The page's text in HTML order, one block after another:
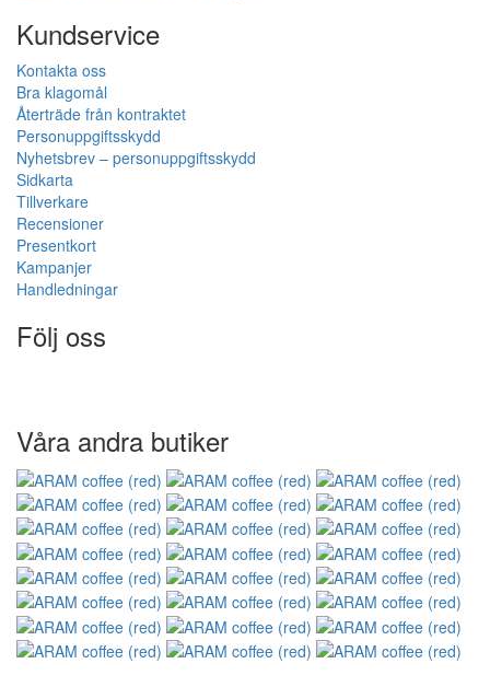
Kundservice
Kontakta oss
Bra klagomål
Återträde från kontraktet
Personuppgiftsskydd
Nyhetsbrev – personuppgiftsskydd
Sidkarta
Tillverkare
Recensioner
Presentkort
Kampanjer
Handledningar
Följ oss
Våra andra butiker